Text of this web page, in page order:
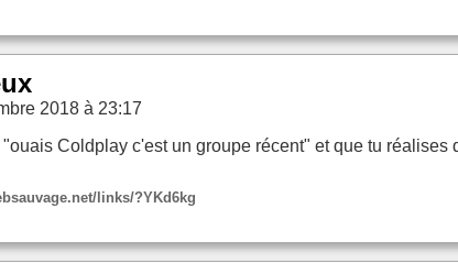
2018 à 23:17
Coldplay c'est un groupe récent" et que tu
links/?YKd6kg